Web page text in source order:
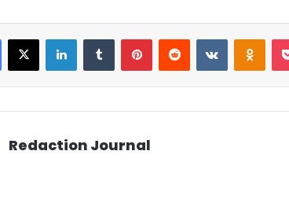
Facebook
X LinkedinTumblr PinterestReddit VKontakte
Redaction Journal